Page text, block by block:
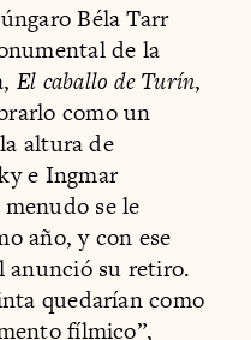
Béla Tarr
de la
El caballo de Turín,
como un
altura de
e Ingmar
se le
año, y con ese
anunció su retiro.
quedarían como
fílmico”,